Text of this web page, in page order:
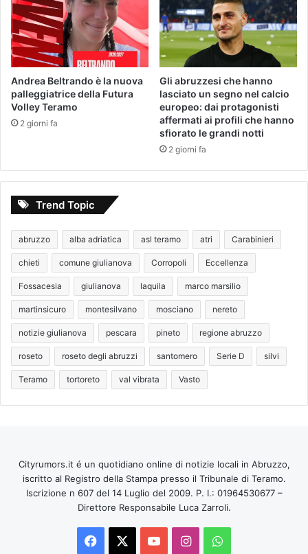
Andrea Beltrando è la nuova
palleggiatrice della Futura
Volley Teramo
2 giorni fa
Gli abruzzesi che hanno
lasciato un segno nel calcio
europeo: dai protagonisti
affermati ai profili che hanno
sfiorato le grandi notti
2 giorni fa
Trend Topic
abruzzo alba adriatica asl teramo atri Carabinieri
chieti comune giulianova Corropoli Eccellenza
Fossacesia giulianova laquila marco marsilio
martinsicuro montesilvano mosciano nereto
notizie giulianova pescara pineto regione abruzzo
roseto roseto degli abruzzi santomero Serie D silvi
Teramo tortoreto val vibrata Vasto
Cityrumors.it é un quotidiano online di notizie locali in Abruzzo,
iscritto al Registro della Stampa presso il Tribunale di Teramo.
Iscrizione n 607 del 14 Luglio del 2009. P. I.: 01964530677 –
Direttore Responsabile Luca Zarroli.
Facebook You InstagramWhatsApp